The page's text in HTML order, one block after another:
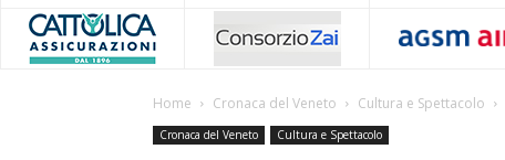
Home Cronaca del Veneto Cultura e Spettacolo
Cronaca del Veneto Cultura e Spettacolo